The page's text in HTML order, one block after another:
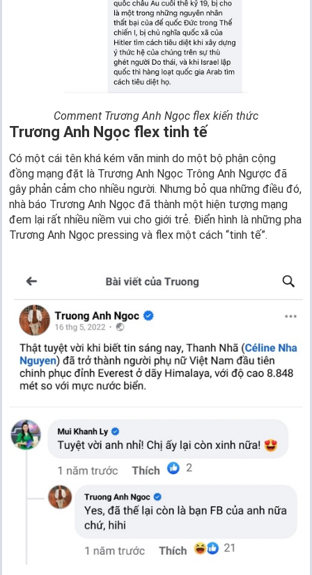
Comment Trương Anh Ngọc flex kiến thức
Trương Anh Ngọc flex tinh tế
Có một cái tên khá kém văn minh do một bộ phận cộng
đồng mạng đặt là Trương Anh Ngọc Trông Anh Ngược đã
gây phản cảm cho nhiều người. Nhưng bỏ qua những điều đó,
nhà báo Trương Anh Ngọc đã thành một hiện tượng mạng
đem lại rất nhiều niềm vui cho giới trẻ. Điển hình là những pha
Trương Anh Ngọc pressing và flex một cách “tinh tế”.